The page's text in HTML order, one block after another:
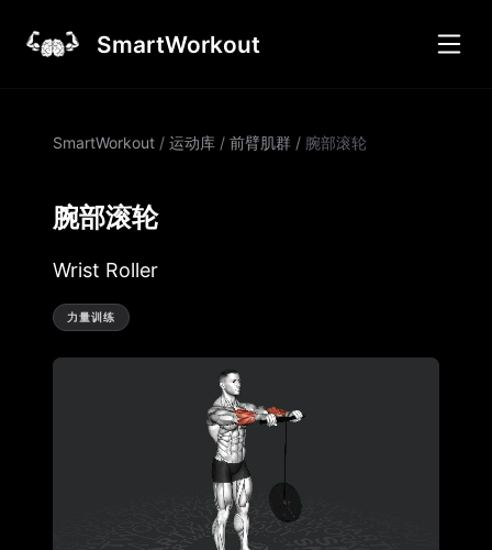
SmartWorkout
SmartWorkout / 运动库 / 前臂肌群 / 腕部滚轮
腕部滚轮
Wrist Roller
力量训练